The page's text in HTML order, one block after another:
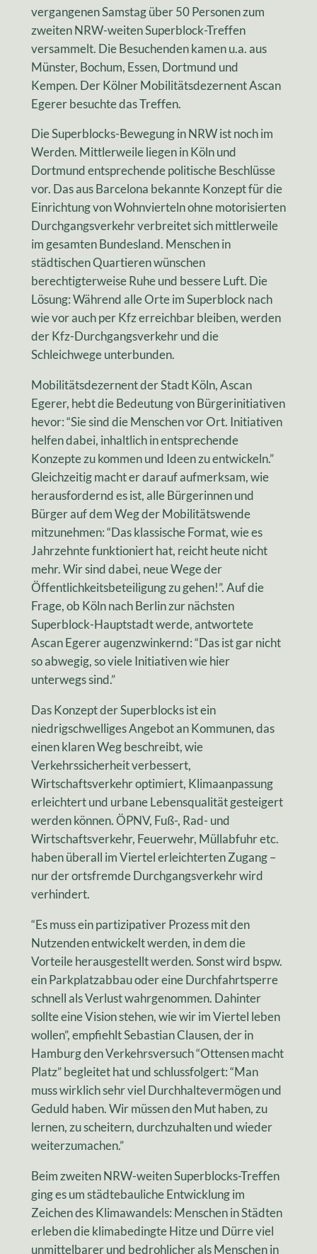
vergangenen Samstag über 50 Personen zum
zweiten NRW-weiten Superblock-Treffen
versammelt. Die Besuchenden kamen u.a. aus
Münster, Bochum, Essen, Dortmund und
Kempen. Der Kölner Mobilitätsdezernent Ascan
Egerer besuchte das Treffen.
Die Superblocks-Bewegung in NRW ist noch im
Werden. Mittlerweile liegen in Köln und
Dortmund entsprechende politische Beschlüsse
vor. Das aus Barcelona bekannte Konzept für die
Einrichtung von Wohnvierteln ohne motorisierten
Durchgangsverkehr verbreitet sich mittlerweile
im gesamten Bundesland. Menschen in
städtischen Quartieren wünschen
berechtigterweise Ruhe und bessere Luft. Die
Lösung: Während alle Orte im Superblock nach
wie vor auch per Kfz erreichbar bleiben, werden
der Kfz-Durchgangsverkehr und die
Schleichwege unterbunden.
Mobilitätsdezernent der Stadt Köln, Ascan
Egerer, hebt die Bedeutung von Bürgerinitiativen
hevor: “Sie sind die Menschen vor Ort. Initiativen
helfen dabei, inhaltlich in entsprechende
Konzepte zu kommen und Ideen zu entwickeln.”
Gleichzeitig macht er darauf aufmerksam, wie
herausfordernd es ist, alle Bürgerinnen und
Bürger auf dem Weg der Mobilitätswende
mitzunehmen: “Das klassische Format, wie es
Jahrzehnte funktioniert hat, reicht heute nicht
mehr. Wir sind dabei, neue Wege der
Öffentlichkeitsbeteiligung zu gehen!”. Auf die
Frage, ob Köln nach Berlin zur nächsten
Superblock-Hauptstadt werde, antwortete
Ascan Egerer augenzwinkernd: “Das ist gar nicht
so abwegig, so viele Initiativen wie hier
unterwegs sind.”
Das Konzept der Superblocks ist ein
niedrigschwelliges Angebot an Kommunen, das
einen klaren Weg beschreibt, wie
Verkehrssicherheit verbessert,
Wirtschaftsverkehr optimiert, Klimaanpassung
erleichtert und urbane Lebensqualität gesteigert
werden können. ÖPNV, Fuß-, Rad- und
Wirtschaftsverkehr, Feuerwehr, Müllabfuhr etc.
haben überall im Viertel erleichterten Zugang –
nur der ortsfremde Durchgangsverkehr wird
verhindert.
“Es muss ein partizipativer Prozess mit den
Nutzenden entwickelt werden, in dem die
Vorteile herausgestellt werden. Sonst wird bspw.
ein Parkplatzabbau oder eine Durchfahrtsperre
schnell als Verlust wahrgenommen. Dahinter
sollte eine Vision stehen, wie wir im Viertel leben
wollen”, empfiehlt Sebastian Clausen, der in
Hamburg den Verkehrsversuch “Ottensen macht
Platz” begleitet hat und schlussfolgert: “Man
muss wirklich sehr viel Durchhaltevermögen und
Geduld haben. Wir müssen den Mut haben, zu
lernen, zu scheitern, durchzuhalten und wieder
weiterzumachen.”
Beim zweiten NRW-weiten Superblocks-Treffen
ging es um städtebauliche Entwicklung im
Zeichen des Klimawandels: Menschen in Städten
erleben die klimabedingte Hitze und Dürre viel
unmittelbarer und bedrohlicher als Menschen in